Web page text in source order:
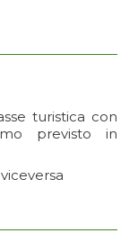
turistica con
previsto in